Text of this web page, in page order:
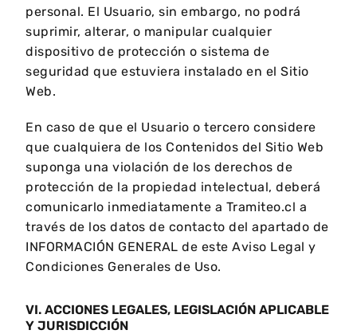
personal. El Usuario, sin embargo, no podrá
suprimir, alterar, o manipular cualquier
dispositivo de protección o sistema de
seguridad que estuviera instalado en el Sitio
Web.
En caso de que el Usuario o tercero considere
que cualquiera de los Contenidos del Sitio Web
suponga una violación de los derechos de
protección de la propiedad intelectual, deberá
comunicarlo inmediatamente a Tramiteo.cl a
través de los datos de contacto del apartado de
INFORMACIÓN GENERAL de este Aviso Legal y
Condiciones Generales de Uso.
VI. ACCIONES LEGALES, LEGISLACIÓN APLICABLE
Y JURISDICCIÓN